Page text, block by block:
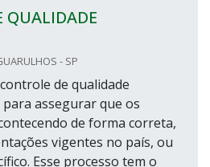
QUALIDADE
- SP
de qualidade
assegurar que os
de forma correta,
vigentes no país, ou
Esse processo tem o